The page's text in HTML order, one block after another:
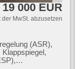
19 000 EUR
der MwSt. abzusetzen
(ASR),